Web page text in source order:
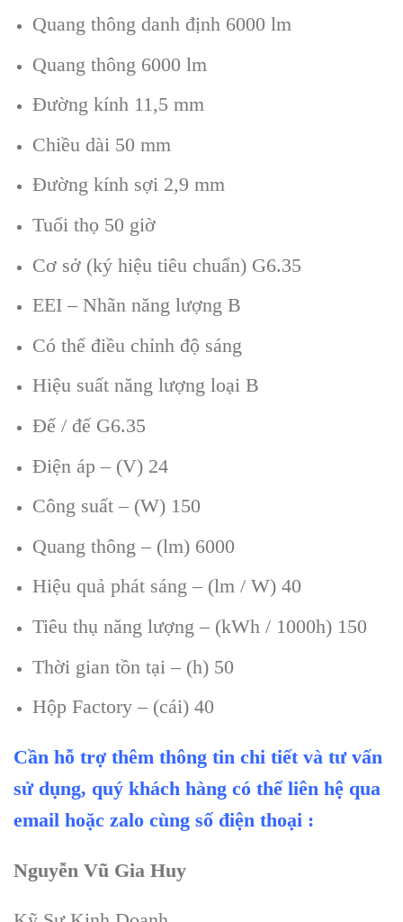
Quang thông danh định 6000 lm
Quang thông 6000 lm
Đường kính 11,5 mm
Chiều dài 50 mm
Đường kính sợi 2,9 mm
Tuổi thọ 50 giờ
Cơ sở (ký hiệu tiêu chuẩn) G6.35
EEI – Nhãn năng lượng B
Có thể điều chỉnh độ sáng
Hiệu suất năng lượng loại B
Đế / đế G6.35
Điện áp – (V) 24
Công suất – (W) 150
Quang thông – (lm) 6000
Hiệu quả phát sáng – (lm / W) 40
Tiêu thụ năng lượng – (kWh / 1000h) 150
Thời gian tồn tại – (h) 50
Hộp Factory – (cái) 40
Cần hỗ trợ thêm thông tin chi tiết và tư vấn
sử dụng, quý khách hàng có thể liên hệ qua
email hoặc zalo cùng số điện thoại :
Nguyễn Vũ Gia Huy